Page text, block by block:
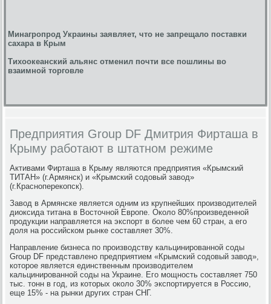
Минагропрод Украины заявляет, что не запрещало поставки
сахара в Крым
Тихоокеанский альянс отменил почти все пошлины во
взаимной торговле
Предприятия Group DF Дмитрия Фирташа в
Крыму работают в штатном режиме
Активами Фирташа в Крыму являются предприятия «Крымский
ТИТАН» (г.Армянск) и «Крымский содовый завод»
(г.Красноперекопск).
Завод в Армянске является одним из крупнейших производителей
диоксида титана в Восточной Европе. Около 80%произведенной
продукции направляется на экспорт в более чем 60 стран, а его
доля на российском рынке составляет 30%.
Направление бизнеса по производству кальцинированной соды
Group DF представлено предприятием «Крымский содовый завод»,
которое является единственным производителем
кальцинированной соды на Украине. Его мощность составляет 750
тыс. тонн в год, из которых около 30% экспортируется в Россию,
еще 15% - на рынки других стран СНГ.